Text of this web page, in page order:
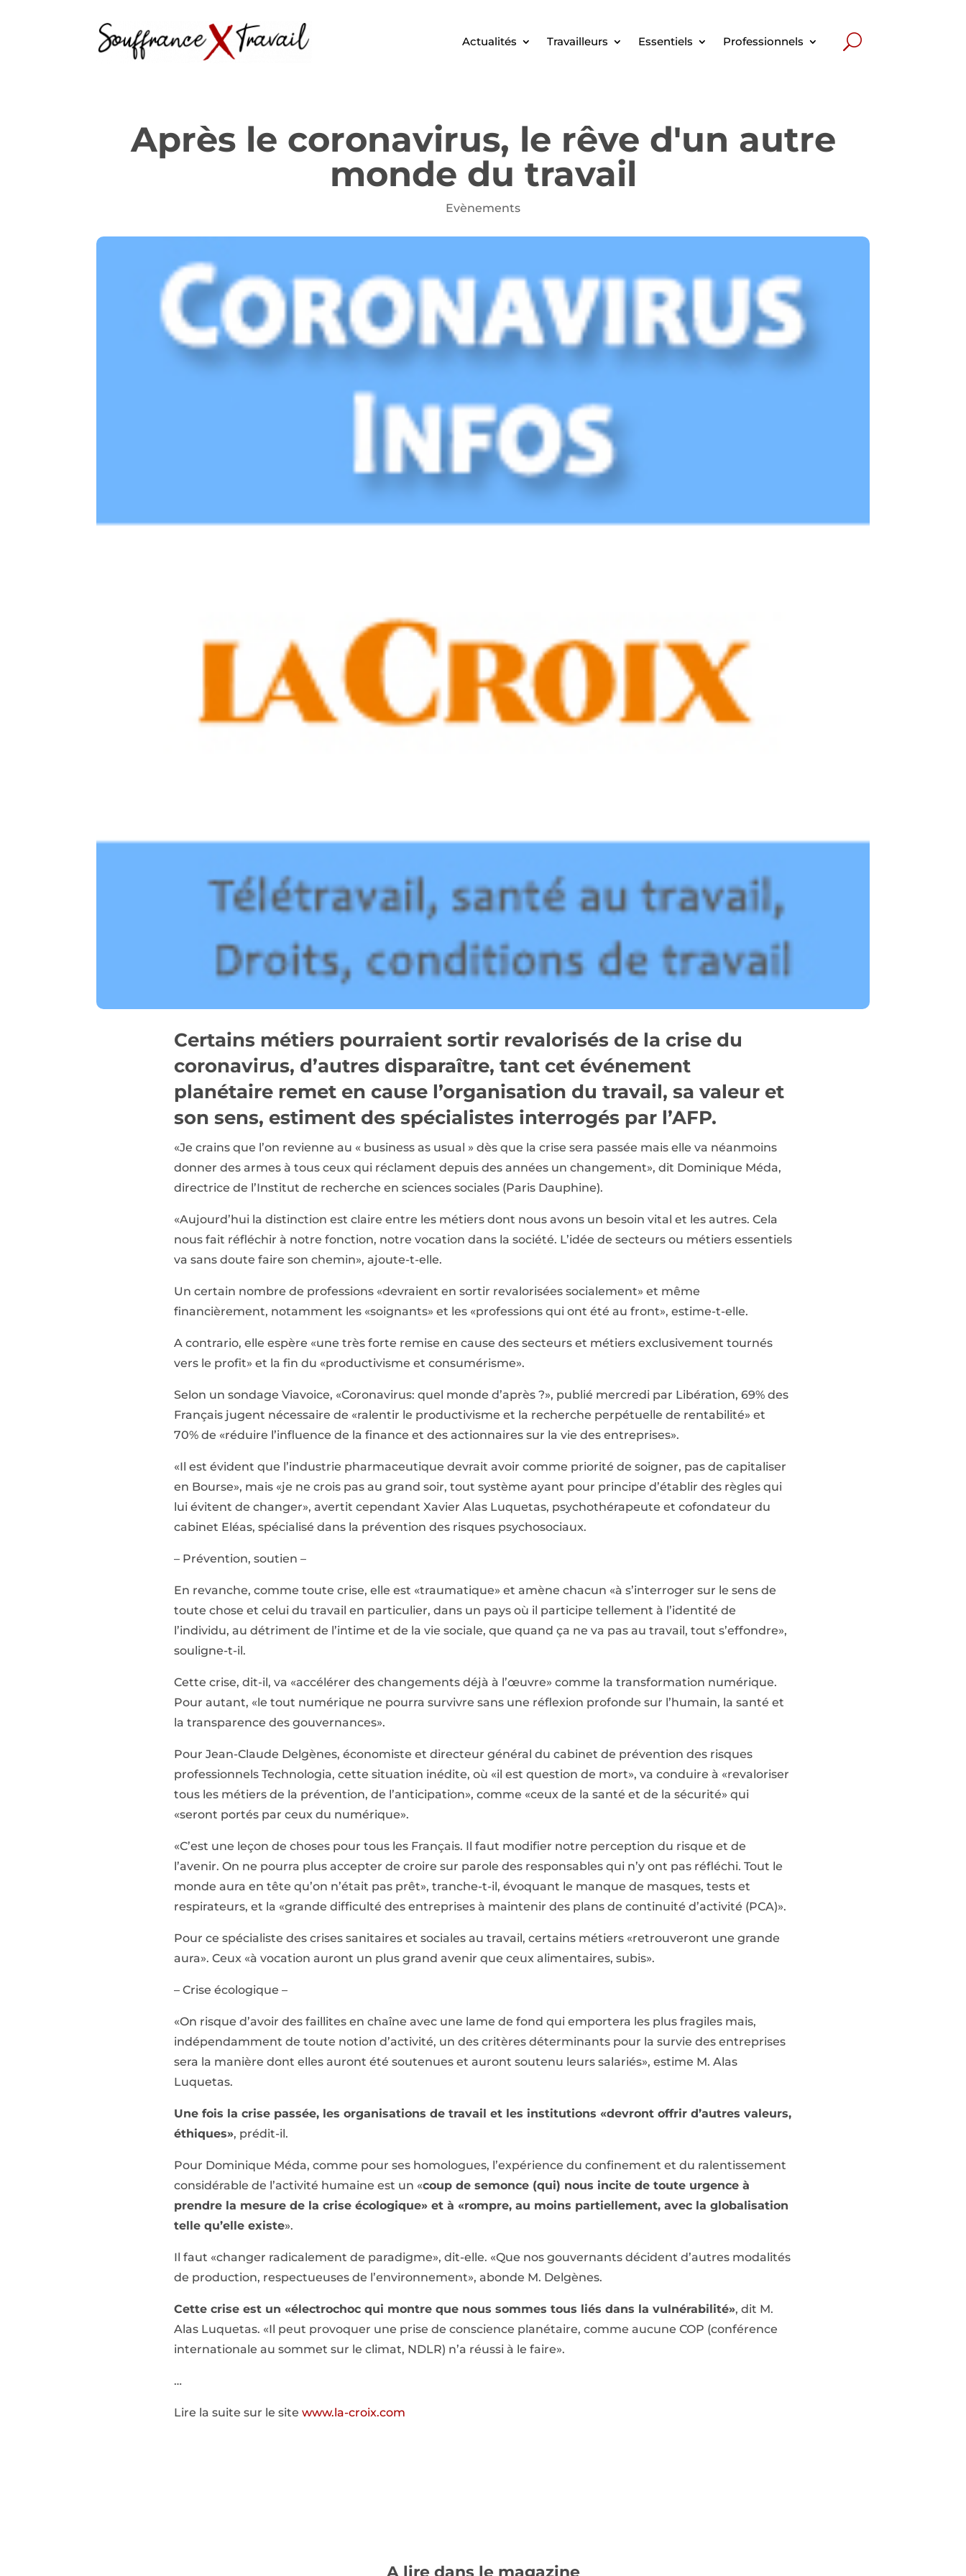
Actualités Travailleurs Essentiels Professionnels
Après le coronavirus, le rêve d'un autre
monde du travail
Evènements
Certains métiers pourraient sortir revalorisés de la crise du
coronavirus, d’autres disparaître, tant cet événement
planétaire remet en cause l’organisation du travail, sa valeur et
son sens, estiment des spécialistes interrogés par l’AFP.
«Je crains que l’on revienne au « business as usual » dès que la crise sera passée mais elle va néanmoins
donner des armes à tous ceux qui réclament depuis des années un changement», dit Dominique Méda,
directrice de l’Institut de recherche en sciences sociales (Paris Dauphine).
«Aujourd’hui la distinction est claire entre les métiers dont nous avons un besoin vital et les autres. Cela
nous fait réfléchir à notre fonction, notre vocation dans la société. L’idée de secteurs ou métiers essentiels
va sans doute faire son chemin», ajoute-t-elle.
Un certain nombre de professions «devraient en sortir revalorisées socialement» et même
financièrement, notamment les «soignants» et les «professions qui ont été au front», estime-t-elle.
A contrario, elle espère «une très forte remise en cause des secteurs et métiers exclusivement tournés
vers le profit» et la fin du «productivisme et consumérisme».
Selon un sondage Viavoice, «Coronavirus: quel monde d’après ?», publié mercredi par Libération, 69% des
Français jugent nécessaire de «ralentir le productivisme et la recherche perpétuelle de rentabilité» et
70% de «réduire l’influence de la finance et des actionnaires sur la vie des entreprises».
«Il est évident que l’industrie pharmaceutique devrait avoir comme priorité de soigner, pas de capitaliser
en Bourse», mais «je ne crois pas au grand soir, tout système ayant pour principe d’établir des règles qui
lui évitent de changer», avertit cependant Xavier Alas Luquetas, psychothérapeute et cofondateur du
cabinet Eléas, spécialisé dans la prévention des risques psychosociaux.
– Prévention, soutien –
En revanche, comme toute crise, elle est «traumatique» et amène chacun «à s’interroger sur le sens de
toute chose et celui du travail en particulier, dans un pays où il participe tellement à l’identité de
l’individu, au détriment de l’intime et de la vie sociale, que quand ça ne va pas au travail, tout s’effondre»,
souligne-t-il.
Cette crise, dit-il, va «accélérer des changements déjà à l’œuvre» comme la transformation numérique.
Pour autant, «le tout numérique ne pourra survivre sans une réflexion profonde sur l’humain, la santé et
la transparence des gouvernances».
Pour Jean-Claude Delgènes, économiste et directeur général du cabinet de prévention des risques
professionnels Technologia, cette situation inédite, où «il est question de mort», va conduire à «revaloriser
tous les métiers de la prévention, de l’anticipation», comme «ceux de la santé et de la sécurité» qui
«seront portés par ceux du numérique».
«C’est une leçon de choses pour tous les Français. Il faut modifier notre perception du risque et de
l’avenir. On ne pourra plus accepter de croire sur parole des responsables qui n’y ont pas réfléchi. Tout le
monde aura en tête qu’on n’était pas prêt», tranche-t-il, évoquant le manque de masques, tests et
respirateurs, et la «grande difficulté des entreprises à maintenir des plans de continuité d’activité (PCA)».
Pour ce spécialiste des crises sanitaires et sociales au travail, certains métiers «retrouveront une grande
aura». Ceux «à vocation auront un plus grand avenir que ceux alimentaires, subis».
– Crise écologique –
«On risque d’avoir des faillites en chaîne avec une lame de fond qui emportera les plus fragiles mais,
indépendamment de toute notion d’activité, un des critères déterminants pour la survie des entreprises
sera la manière dont elles auront été soutenues et auront soutenu leurs salariés», estime M. Alas
Luquetas.
Une fois la crise passée, les organisations de travail et les institutions «devront offrir d’autres valeurs,
éthiques», prédit-il.
Pour Dominique Méda, comme pour ses homologues, l’expérience du confinement et du ralentissement
considérable de l’activité humaine est un «coup de semonce (qui) nous incite de toute urgence à
prendre la mesure de la crise écologique» et à «rompre, au moins partiellement, avec la globalisation
telle qu’elle existe».
Il faut «changer radicalement de paradigme», dit-elle. «Que nos gouvernants décident d’autres modalités
de production, respectueuses de l’environnement», abonde M. Delgènes.
Cette crise est un «électrochoc qui montre que nous sommes tous liés dans la vulnérabilité», dit M.
Alas Luquetas. «Il peut provoquer une prise de conscience planétaire, comme aucune COP (conférence
internationale au sommet sur le climat, NDLR) n’a réussi à le faire».
…
Lire la suite sur le site www.la-croix.com
A lire dans le magazine